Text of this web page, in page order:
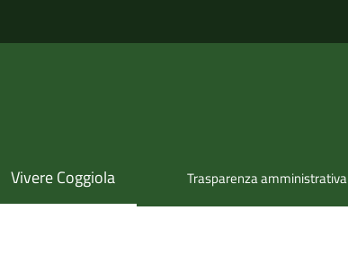
Vivere Coggiola Trasparenza amministrativa